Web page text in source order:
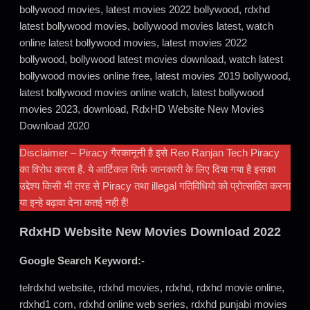
bollywood movies, latest movies 2022 bollywood, rdxhd
latest bollywood movies, bollywood movies latest, watch
online latest bollywood movies, latest movies 2022
bollywood, bollywood latest movies download, watch latest
bollywood movies online free, latest movies 2019 bollywood,
latest bollywood movies online watch, latest bollywood
movies 2023, download, RdxHD Website New Movies
Download 2020
Disclaimer – Piracy गैरकानूनी है इसे Reo Ranjan Tech Piracy
का विरोध करता हैं. ये आर्टिकल सिर्फ जानकारी के लिए दिया गया है इसका
उद्देश्य किसी भी तरह से Piracy तथा illegal गतिविधियो को प्रोत्साहित करना
या इन्हे बढ़ावा देना कतई नही हैं!
RdxHD Website New Movies Download 2022
Google Search Keyword:-
telrdxhd website, rdxhd movies, rdxhd, rdxhd movie online,
rdxhd1 com, rdxhd online web series, rdxhd punjabi movies